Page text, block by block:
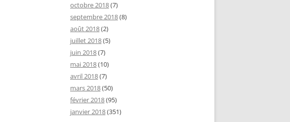
octobre 2018(7)
septembre 2018(8)
août 2018(2)
juillet 2018(5)
juin 2018(7)
mai 2018(10)
avril 2018(7)
mars 2018(50)
février 2018(95)
janvier 2018(351)